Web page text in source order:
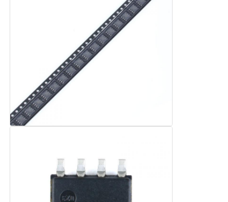
Радиочастотные интегральные схемы
Электронные компоненты
Программирование ПЛК
Модуль GPS
Модуль питания